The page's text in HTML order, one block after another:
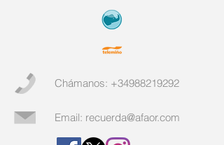
Chámanos: +34988219292
Email: recuerda@afaor.com